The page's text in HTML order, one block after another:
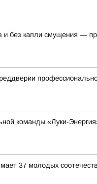
и без капли смущения —
команды «Луки-
37 молодых